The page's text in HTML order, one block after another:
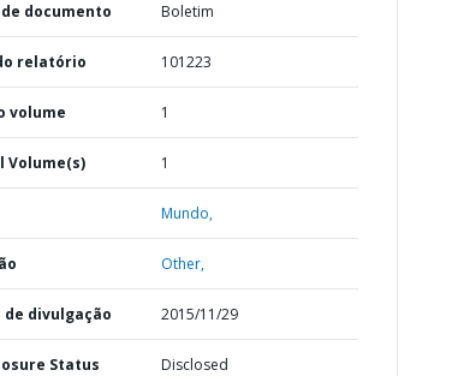
documento Boletim
relatório 101223
volume 1
Volume(s) 1
Mundo,
Other,
de divulgação 2015/11/29
Status Disclosed